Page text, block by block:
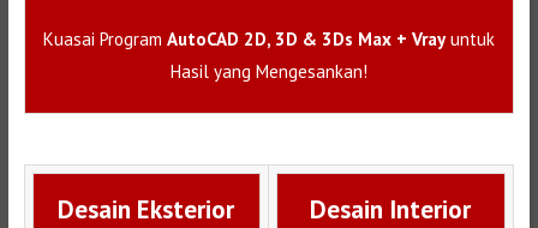
Kuasai Program AutoCAD 2D, 3D & 3Ds Max + Vrayuntuk
Hasil yang Mengesankan!
Desain Eksterior Desain Interior